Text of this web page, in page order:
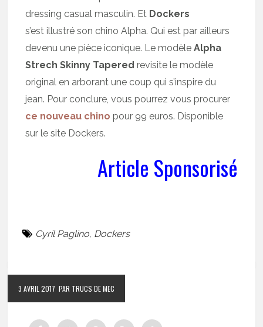
dressing casual masculin. Et Dockers
s’est illustré son chino Alpha. Qui est par ailleurs
devenu une pièce iconique. Le modèleAlpha
Strech Skinny Tapered revisite le modèle
original en arborant une coup qui s’inspire du
jean. Pour conclure, vous pourrez vous procurer
ce nouveau chino pour 99 euros. Disponible
sur le site Dockers.
Article Sponsorisé
Cyril Paglino, Dockers
3 AVRIL 2017 PAR TRUCS DE MEC